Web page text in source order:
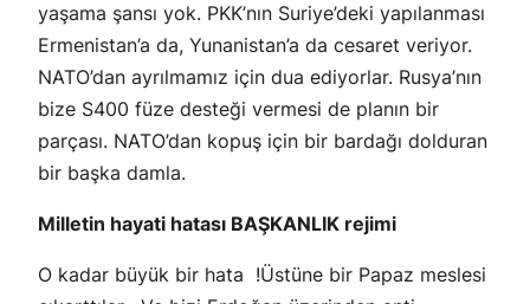
yaşama şansı yok. PKK’nın Suriye’deki yapılanması
Ermenistan’a da, Yunanistan’a da cesaret veriyor.
NATO’dan ayrılmamız için dua ediyorlar. Rusya’nın
bize S400 füze desteği vermesi de planın bir
parçası. NATO’dan kopuş için bir bardağı dolduran
bir başka damla.
Milletin hayati hatası BAŞKANLIK rejimi
O kadar büyük bir hata !Üstüne bir Papaz meslesi